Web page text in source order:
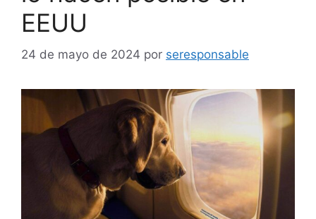
EEUU
24 de mayo de 2024 por seresponsable